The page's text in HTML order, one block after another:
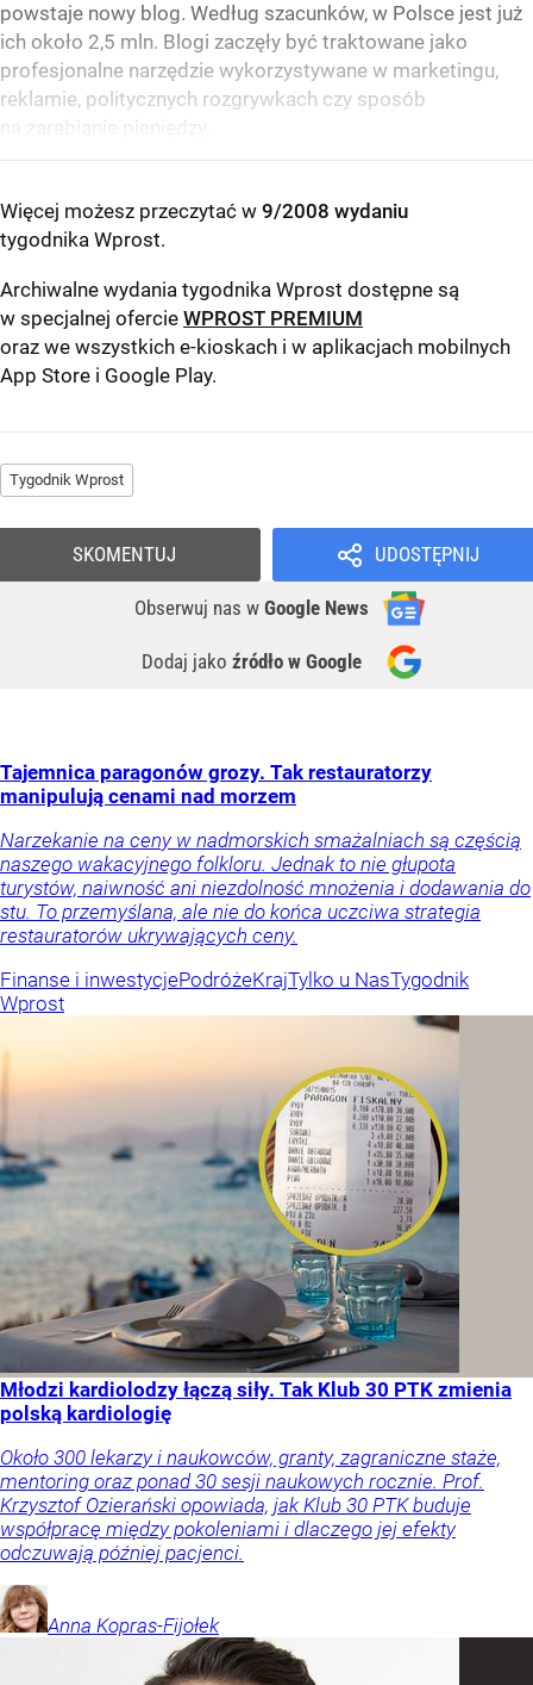
powstaje nowy blog. Według szacunków, w Polsce jest już
ich około 2,5 mln. Blogi zaczęły być traktowane jako
profesjonalne narzędzie wykorzystywane w marketingu,
reklamie, politycznych rozgrywkach czy sposób
Więcej możesz przeczytać w 9/2008 wydaniu
tygodnika Wprost.
Archiwalne wydania tygodnika Wprost dostępne są
w specjalnej ofercie WPROST PREMIUM
oraz we wszystkich e-kioskach i w aplikacjach mobilnych
App Store i Google Play.
Tygodnik Wprost
UDOSTĘPNIJ
Obserwuj nas w Google News
Dodaj jako źródło w Google
SKOMENTUJ
Tajemnica paragonów grozy. Tak restauratorzy
manipulują cenami nad morzem
Narzekanie na ceny w nadmorskich smażalniach są częścią
naszego wakacyjnego folkloru. Jednak to nie głupota
turystów, naiwność ani niezdolność mnożenia i dodawania do
stu. To przemyślana, ale nie do końca uczciwa strategia
restauratorów ukrywających ceny.
Finanse i inwestycjePodróżeKrajTylko u NasTygodnik
Wprost
Młodzi kardiolodzy łączą siły. Tak Klub 30 PTK zmienia
polską kardiologię
Około 300 lekarzy i naukowców, granty, zagraniczne staże,
mentoring oraz ponad 30 sesji naukowych rocznie. Prof.
Krzysztof Ozierański opowiada, jak Klub 30 PTK buduje
współpracę między pokoleniami i dlaczego jej efekty
odczuwają później pacjenci.
Anna Kopras-Fijołek